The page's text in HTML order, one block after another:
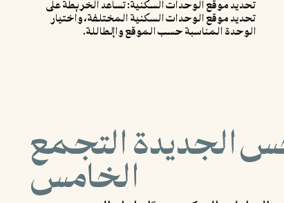
تحديد موقع الوحدات السكنية: تساعد الخريطة على
تحديد موقع الوحدات السكنية المختلفة، واختيار
الوحدة المناسبة حسب الموقع واإلطاللة.
الجديدة التجمع
الخامس